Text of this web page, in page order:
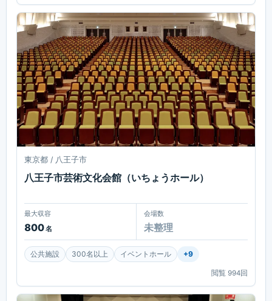
東京都 / 八王子市
八王子市芸術文化会館（いちょうホール）
最大収容
800名
会場数
未整理
公共施設 300名以上 イベントホール +9
閲覧 994回